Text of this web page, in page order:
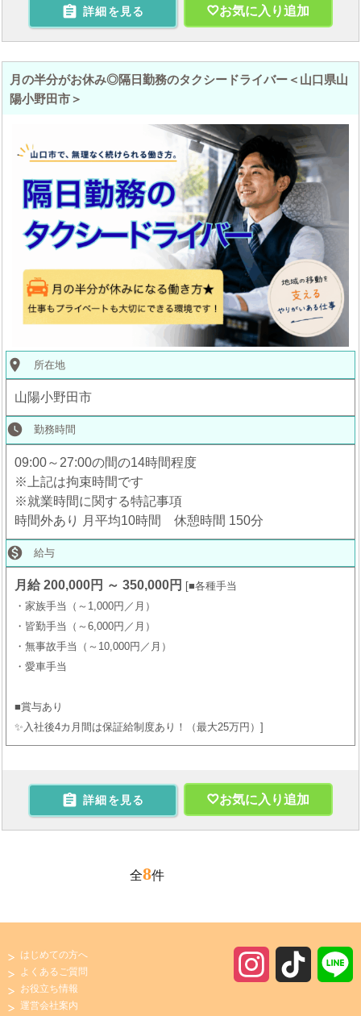
 詳細を見る お気に入り追加
月の半分がお休み◎隔日勤務のタクシードライバー＜山口県山
陽小野田市＞
place 所在地
山陽小野田市
watch_later 勤務時間
09:00～27:00の間の14時間程度
※上記は拘束時間です
※就業時間に関する特記事項
時間外あり 月平均10時間 休憩時間 150分
 給与
月給 200,000円 ～ 350,000円
■各種手当
・家族手当（～1,000円／月）
・皆勤手当（～6,000円／月）
・無事故手当（～10,000円／月）
・愛車手当
■賞与あり
✨入社後4カ月間は保証給制度あり！（最大25万円）
 詳細を見る お気に入り追加
全8件
はじめての方へ
よくあるご質問
お役立ち情報
運営会社案内